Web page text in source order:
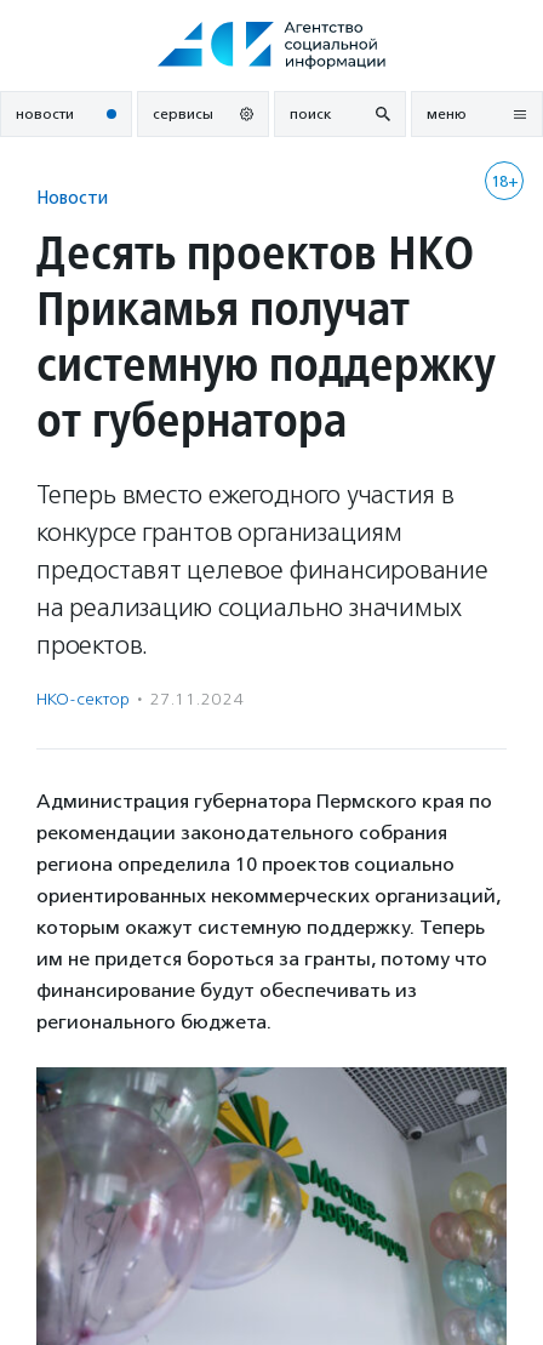
новости сервисы поиск меню
18+
Новости
Десять проектов НКО
Прикамья получат
системную поддержку
от губернатора
Теперь вместо ежегодного участия в
конкурсе грантов организациям
предоставят целевое финансирование
на реализацию социально значимых
проектов.
НКО-сектор · 27.11.2024
Администрация губернатора Пермского края по
рекомендации законодательного собрания
региона определила 10 проектов социально
ориентированных некоммерческих организаций,
которым окажут системную поддержку. Теперь
им не придется бороться за гранты, потому что
финансирование будут обеспечивать из
регионального бюджета.